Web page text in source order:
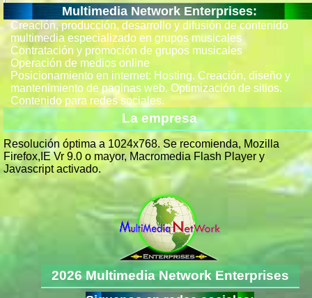
Multimedia Network Enterprises:
Creación, producción, desarrollo y difusión de contenido
multimedia especializado en grupos musicales
Contratación y promoción de grupos musicales
Operación de medios online
Posicionamiento en internet: Hosting. Creación, diseño y
mantenimiento de paginas web. Optimización de sitios.
Contenido para redes sociales.
La empresa
Resolución óptima a 1024x768. Se recomienda, Mozilla
Firefox,IE Vr 9.0 o mayor, Macromedia Flash Player y
Javascript activado.
2026 Multimedia Network Enterprises